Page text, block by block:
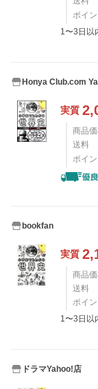
ポイン
1〜3日以
Honya Club.com
実質
商品
送料
ポイン
bookfan
実質
商品
送料
ポイン
1〜3日以
ドラマYahoo!店